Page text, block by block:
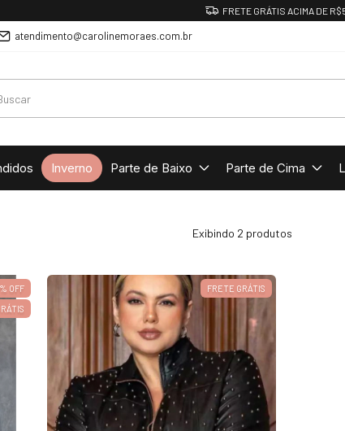
CUPOM DE PRIMEIRA
atendimento@carolinemoraes.com.br
Inverno Parte de Baixo Parte de Cima
Exibindo 2 produtos
% OFF
FRETE GRÁTIS